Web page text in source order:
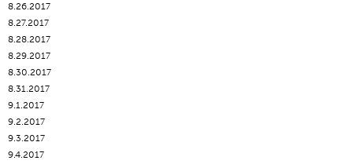
8.26.2017
8.27.2017
8.28.2017
8.29.2017
8.30.2017
8.31.2017
9.1.2017
9.2.2017
9.3.2017
9.4.2017